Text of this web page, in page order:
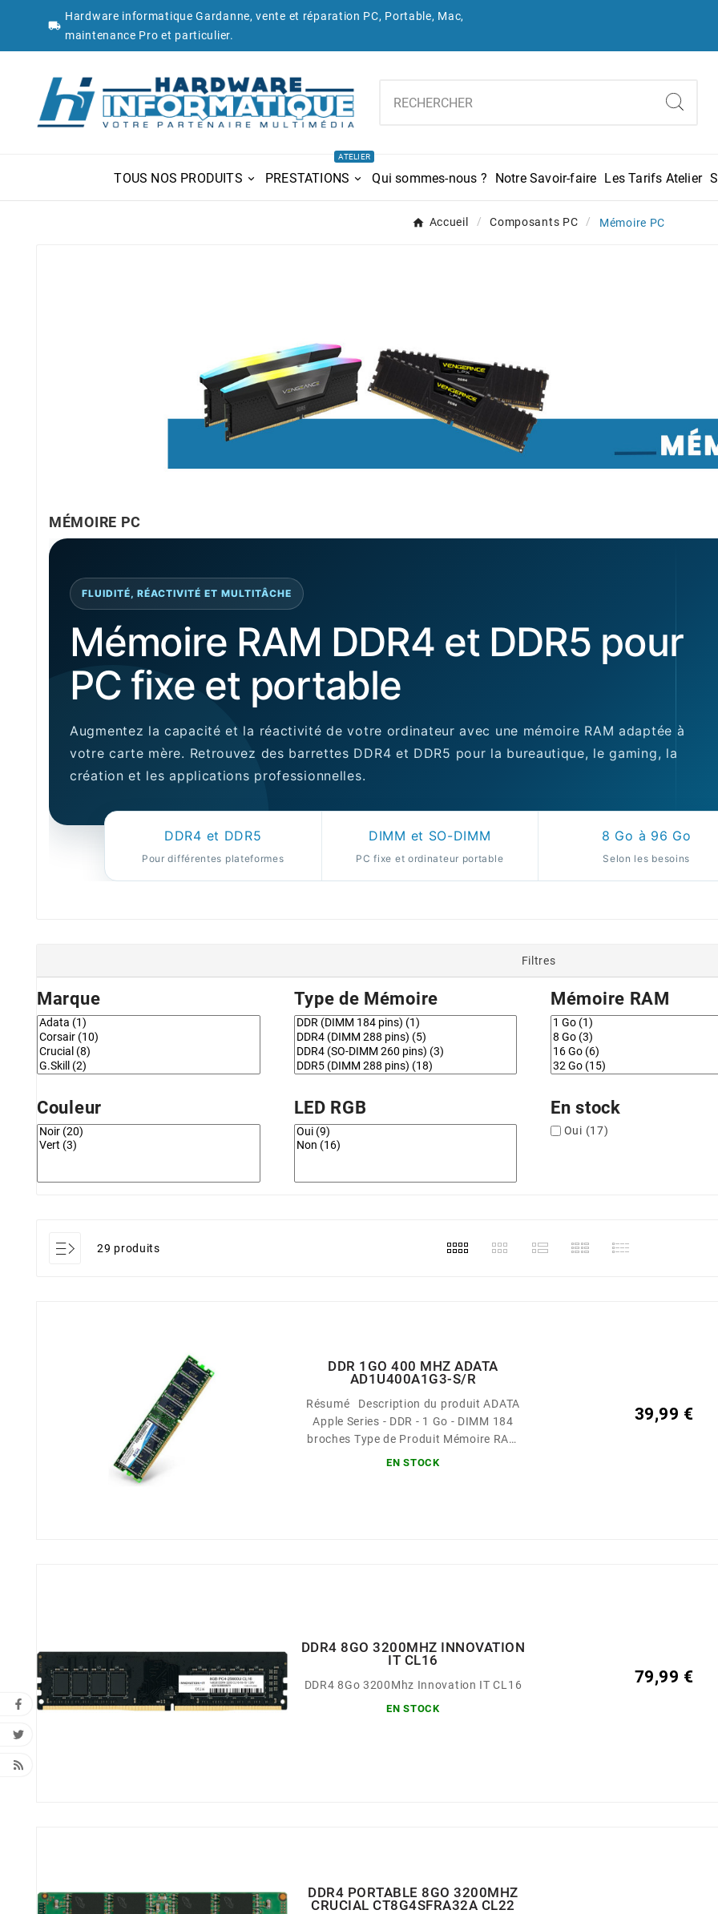

Hardware informatique Gardanne, vente et réparation PC, Portable, Mac,
maintenance Pro et particulier.
TOUS NOS PRODUITS PRESTATIONS
ATELIER
Qui sommes-nous ? Notre Savoir-faire Les Tarifs Atelier
Accueil Composants PC Mémoire PC
MÉMOIRE PC
FLUIDITÉ, RÉACTIVITÉ ET MULTITÂCHE
Mémoire RAM DDR4 et DDR5 pour
PC fixe et portable
Augmentez la capacité et la réactivité de votre ordinateur avec une mémoire RAM adaptée à
votre carte mère. Retrouvez des barrettes DDR4 et DDR5 pour la bureautique, le gaming, la
création et les applications professionnelles.
DDR4 et DDR5
Pour différentes plateformes
DIMM et SO-DIMM
PC fixe et ordinateur portable
8 Go à 96 Go
Selon les besoins
Filtres
Marque Type de Mémoire Mémoire RAM
Couleur LED RGB En stock
Oui (17)
29 produits
DDR 1GO 400 MHZ ADATA
AD1U400A1G3-S/R
Résumé Description du produit ADATA
Apple Series - DDR - 1 Go - DIMM 184
broches Type de Produit Mémoire RAM
<td...
EN STOCK
39,99 €
DDR4 8GO 3200MHZ INNOVATION
IT CL16
DDR4 8Go 3200Mhz Innovation IT CL16
EN STOCK
79,99 €
DDR4 PORTABLE 8GO 3200MHZ
CRUCIAL CT8G4SFRA32A CL22